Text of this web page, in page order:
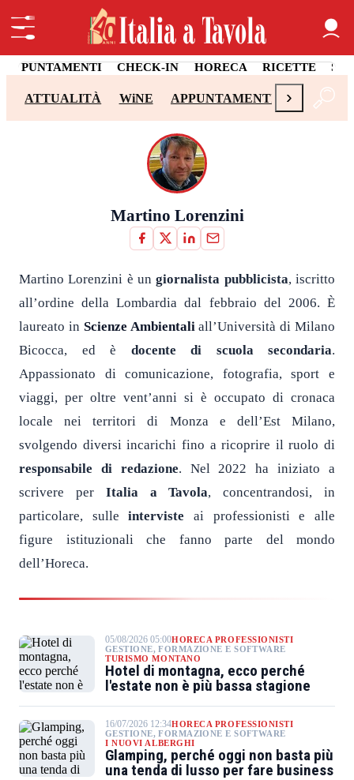
APPUNTAMENTI CHECK-IN HORECA RICETTE
ATTUALITÀ WiNE APPUNTAMENTI CHECK-
›
Martino Lorenzini
Martino Lorenzini è ungiornalista pubblicista, iscritto
all’ordine della Lombardia dal febbraio del 2006. È
laureato in Scienze Ambientali all’Università di Milano
Bicocca, ed è docente di scuola secondaria.
Appassionato di comunicazione, fotografia, sport e
viaggi, per oltre vent’anni si è occupato di cronaca
locale nei territori di Monza e dell’Est Milano,
svolgendo diversi incarichi fino a ricoprire il ruolo di
responsabile di redazione. Nel 2022 ha iniziato a
scrivere perItalia a Tavola, concentrandosi, in
particolare, sulleinterviste ai professionisti e alle
figure istituzionali che fanno parte del mondo
dell’Horeca.
05/08/2026 05:00HORECA PROFESSIONISTI
GESTIONE, FORMAZIONE E SOFTWARE
TURISMO MONTANO
Hotel di montagna, ecco perché
l'estate non è più bassa stagione
16/07/2026 12:34HORECA PROFESSIONISTI
GESTIONE, FORMAZIONE E SOFTWARE
I NUOVI ALBERGHI
Glamping, perché oggi non basta più
una tenda di lusso per fare business